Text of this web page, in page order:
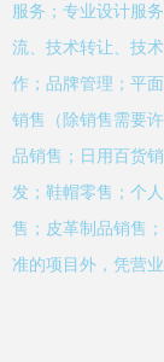
服务；专业设计服
流、技术转让、技
作；品牌管理；平
销售（除销售需要
品销售；日用百货
发；鞋帽零售；个
售；皮革制品销售
准的项目外，凭营